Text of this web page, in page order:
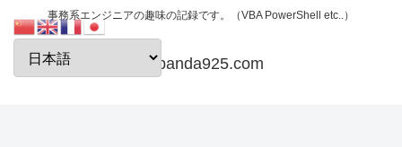
事務系エンジニアの趣味の記録です。（VBA PowerShell etc..）
papanda925.com